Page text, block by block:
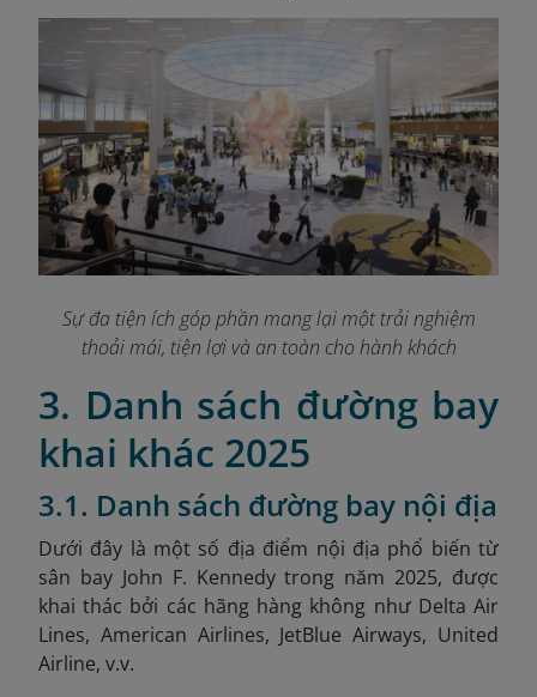
Sự đa tiện ích góp phần mang lại một trải nghiệm
thoải mái, tiện lợi và an toàn cho hành khách
3. Danh sách đường bay
khai khác 2025
3.1. Danh sách đường bay nội địa
Dưới đây là một số địa điểm nội địa phổ biến từ
sân bay John F. Kennedy trong năm 2025, được
khai thác bởi các hãng hàng không như Delta Air
Lines, American Airlines, JetBlue Airways, United
Airline, v.v.